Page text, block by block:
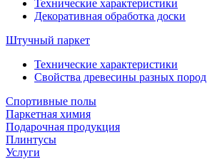
Технические характеристики
Декоративная обработка доски
Штучный паркет
Технические характеристики
Свойства древесины разных пород
Спортивные полы
Паркетная химия
Подарочная продукция
Плинтусы
Услуги